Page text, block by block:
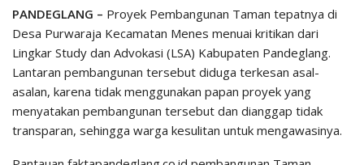
PANDEGLANG – Proyek Pembangunan Taman tepatnya di
Desa Purwaraja Kecamatan Menes menuai kritikan dari
Lingkar Study dan Advokasi (LSA) Kabupaten Pandeglang.
Lantaran pembangunan tersebut diduga terkesan asal-
asalan, karena tidak menggunakan papan proyek yang
menyatakan pembangunan tersebut dan dianggap tidak
transparan, sehingga warga kesulitan untuk mengawasinya.